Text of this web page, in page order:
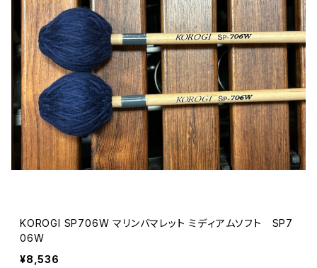
KOROGI SP706W マリンバマレット ミディアムソフト SP7
06W
¥8,536